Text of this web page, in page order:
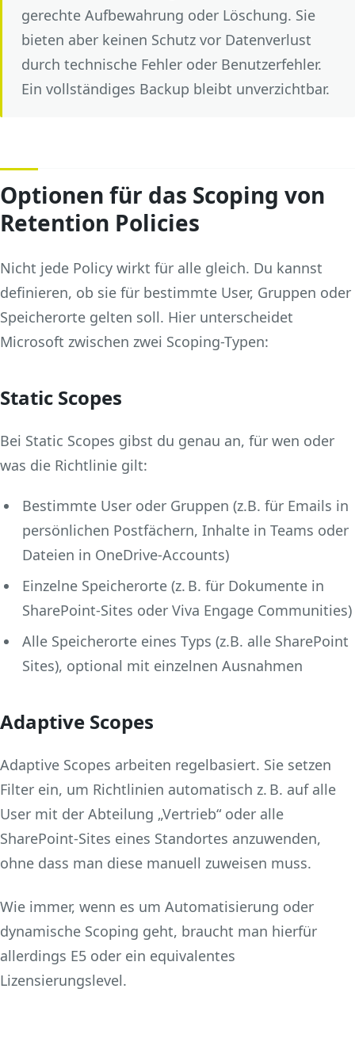
gerechte Aufbewahrung oder Löschung. Sie
bieten aber keinen Schutz vor Datenverlust
durch technische Fehler oder Benutzerfehler.
Ein vollständiges Backup bleibt unverzichtbar.
Optionen für das Scoping von
Retention Policies
Nicht jede Policy wirkt für alle gleich. Du kannst
definieren, ob sie für bestimmte User, Gruppen oder
Speicherorte gelten soll. Hier unterscheidet
Microsoft zwischen zwei Scoping-Typen:
Static Scopes
Bei Static Scopes gibst du genau an, für wen oder
was die Richtlinie gilt:
Bestimmte User oder Gruppen (z.B. für Emails in
persönlichen Postfächern, Inhalte in Teams oder
Dateien in OneDrive-Accounts)
Einzelne Speicherorte (z. B. für Dokumente in
SharePoint-Sites oder Viva Engage Communities)
Alle Speicherorte eines Typs (z.B. alle SharePoint
Sites), optional mit einzelnen Ausnahmen
Adaptive Scopes
Adaptive Scopes arbeiten regelbasiert. Sie setzen
Filter ein, um Richtlinien automatisch z. B. auf alle
User mit der Abteilung „Vertrieb“ oder alle
SharePoint-Sites eines Standortes anzuwenden,
ohne dass man diese manuell zuweisen muss.
Wie immer, wenn es um Automatisierung oder
dynamische Scoping geht, braucht man hierfür
allerdings E5 oder ein equivalentes
Lizensierungslevel.